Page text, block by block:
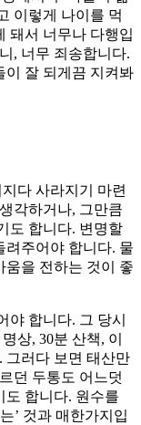
이렇게 나이를 먹
돼서 너무나 다행입
, 너무 죄송합니다.
이 잘 되게끔 지켜봐
다 사라지기 마련
각하거나, 그만큼
도 합니다. 변명할
려주어야 합니다. 물
움을 전하는 것이 좋
야 합니다. 그 당시
상, 30분 산책, 이
그러다 보면 태산만
던 두통도 어느덧
도 합니다. 원수를
’ 것과 매한가지입